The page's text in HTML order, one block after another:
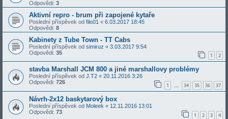
Odpovědi: 3
Aktivní repro - brum při zapojené kytaře
Poslední příspěvek od filo01 « 6.03.2017 18:45
Odpovědi: 8
Kabinety z Tube Town - TT Cabs
Poslední příspěvek od simiruz « 3.03.2017 9:54
Odpovědi: 35 1 2
stavba Marshall JCM 800 a jiné marshallovy problémy
Poslední příspěvek od J.T2 « 20.11.2016 3:26
Odpovědi: 726 1 … 34 35 36 37
Návrh-2x12 baskytarový box
Poslední příspěvek od Moleek « 12.11.2016 13:01
Odpovědi: 73 1 2 3 4